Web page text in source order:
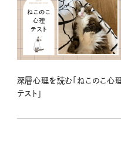
深層心理を読む「ねこのこ心
テスト」